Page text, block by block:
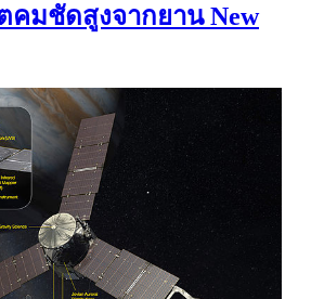
คมชัดสูงจากยาน New